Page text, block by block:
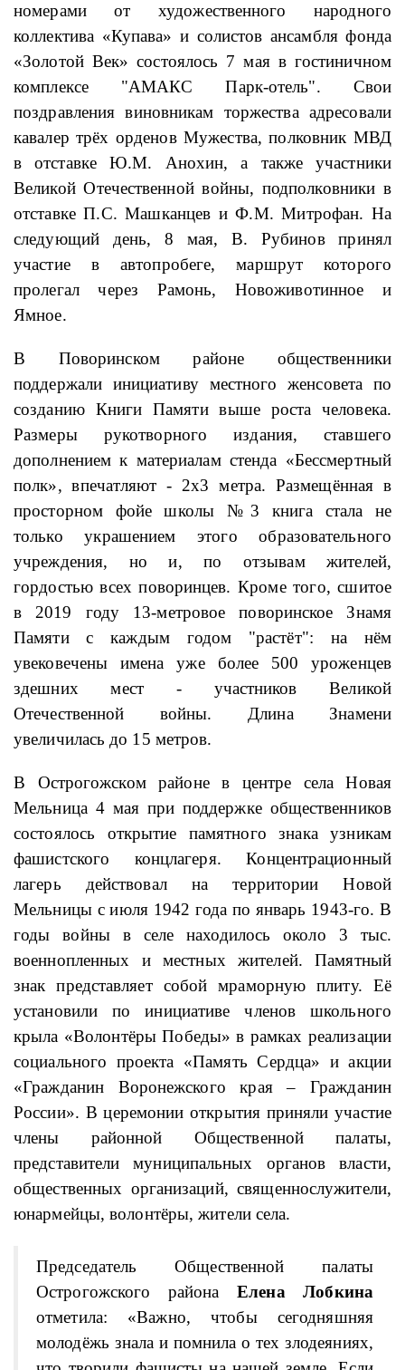
номерами от художественного народного
коллектива «Купава» и солистов ансамбля фонда
«Золотой Век» состоялось 7 мая в гостиничном
комплексе "АМАКС Парк-отель". Свои
поздравления виновникам торжества адресовали
кавалер трёх орденов Мужества, полковник МВД
в отставке Ю.М. Анохин, а также участники
Великой Отечественной войны, подполковники в
отставке П.С. Машканцев и Ф.М. Митрофан. На
следующий день, 8 мая, В. Рубинов принял
участие в автопробеге, маршрут которого
пролегал через Рамонь, Новоживотинное и
Ямное.
В Поворинском районе общественники
поддержали инициативу местного женсовета по
созданию Книги Памяти выше роста человека.
Размеры рукотворного издания, ставшего
дополнением к материалам стенда «Бессмертный
полк», впечатляют - 2х3 метра. Размещённая в
просторном фойе школы №3 книга стала не
только украшением этого образовательного
учреждения, но и, по отзывам жителей,
гордостью всех поворинцев. Кроме того, сшитое
в 2019 году 13-метровое поворинское Знамя
Памяти с каждым годом "растёт": на нём
увековечены имена уже более 500 уроженцев
здешних мест - участников Великой
Отечественной войны. Длина Знамени
увеличилась до 15 метров.
В Острогожском районе в центре села Новая
Мельница 4 мая при поддержке общественников
состоялось открытие памятного знака узникам
фашистского концлагеря. Концентрационный
лагерь действовал на территории Новой
Мельницы с июля 1942 года по январь 1943-го. В
годы войны в селе находилось около 3 тыс.
военнопленных и местных жителей. Памятный
знакпредставляет собой мраморную плиту. Её
установили по инициативе членовшкольного
крыла «Волонтёры Победы» в рамках реализации
социального проекта «Память Сердца» и акции
«Гражданин Воронежского края – Гражданин
России». В церемонии открытия приняли участие
члены районной Общественной палаты,
представители муниципальных органов власти,
общественных организаций, священнослужители,
юнармейцы, волонтёры, жители села.
Председатель Общественной палаты
Острогожского районаЕлена Лобкина
отметила: «Важно, чтобы сегодняшняя
молодёжь знала и помнила о тех злодеяниях,